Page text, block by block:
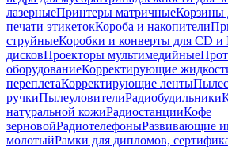
лазерныеПринтеры матричныеКорзины
печати этикетокКороба и накопители
струйныеКоробки и конверты для CD
дисковПроекторы мультимедийные
оборудованиеКорректирующие
переплетаКорректирующие ленты
ручкиПылеуловителиРадиобудильники
натуральной кожиРадиостанцииКофе
зерновойРадиотелефоныРазвивающие
молотыйРамки для дипломов,